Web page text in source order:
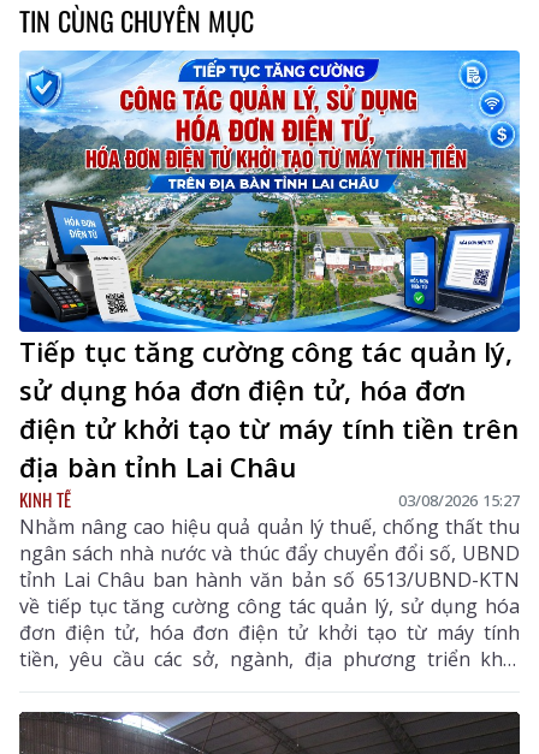
TIN CÙNG CHUYÊN MỤC
Tiếp tục tăng cường công tác quản lý,
sử dụng hóa đơn điện tử, hóa đơn
điện tử khởi tạo từ máy tính tiền trên
địa bàn tỉnh Lai Châu
KINH TẾ 03/08/2026 15:27
Nhằm nâng cao hiệu quả quản lý thuế, chống thất thu
ngân sách nhà nước và thúc đẩy chuyển đổi số, UBND
tỉnh Lai Châu ban hành văn bản số 6513/UBND-KTN
về tiếp tục tăng cường công tác quản lý, sử dụng hóa
đơn điện tử, hóa đơn điện tử khởi tạo từ máy tính
tiền, yêu cầu các sở, ngành, địa phương triển khai
đồng bộ các giải pháp nhằm nâng cao hiệu quả quản
lý thuế, chống thất thu ngân sách và thúc đẩy chuyển
đổi số trên địa bàn tỉnh.